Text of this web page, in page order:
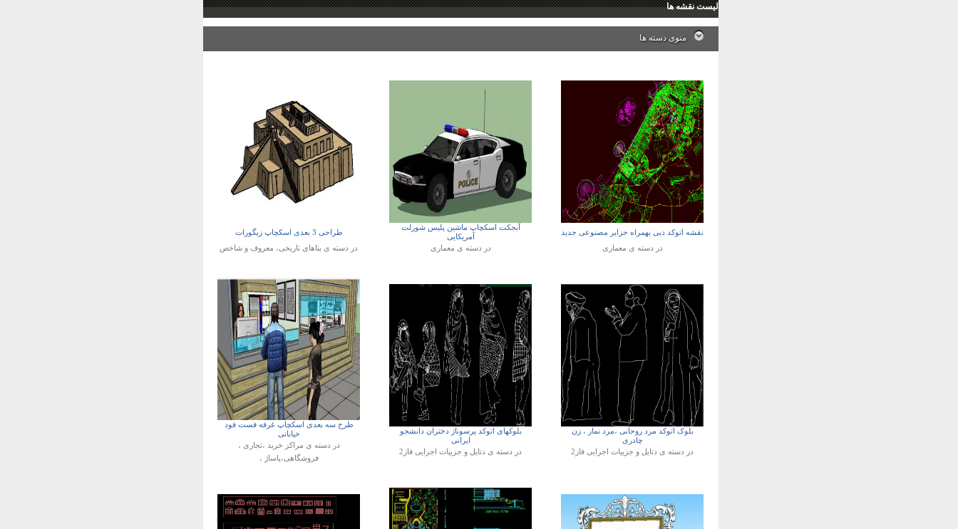
لیست نقشه ها
منوی دسته ها
نقشه اتوکد دبی بهمراه جزایر مصنوعی جدید
در دسته ی معماری
آبجکت اسکچاپ ماشین پلیس شورلت
آمریکایی
در دسته ی معماری
طراحی 3 بعدی اسکچاپ زیگورات
در دسته ی بناهای تاریخی، معروف و شاخص
بلوک اتوکد مرد روحانی ،مرد نماز ، زن
چادری
در دسته ی دتایل و جزییات اجرایی فاز2
بلوکهای اتوکد پرسوناژ دختران دانشجو
ایرانی
در دسته ی دتایل و جزییات اجرایی فاز2
طرح سه بعدی اسکچاپ غرفه فست فود
خیابانی
در دسته ی مراکز خرید ،تجاری ،
فروشگاهی،پاساژ ،